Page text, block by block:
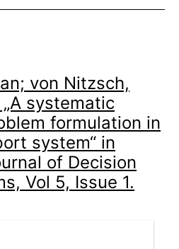
von Nitzsch,
systematic
formulation in
system“ in
of Decision
Vol 5, Issue 1.